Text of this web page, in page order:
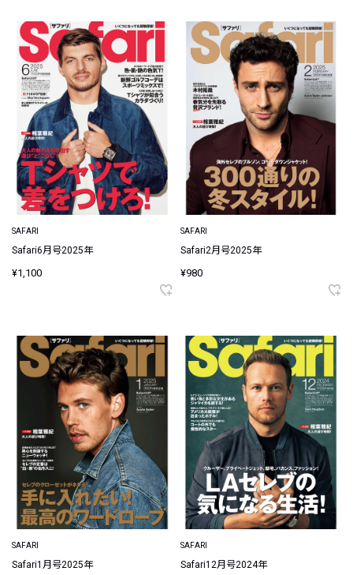
SAFARI
Safari6月号2025年
¥1,100
SAFARI
Safari2月号2025年
¥980
SAFARI
Safari1月号2025年
SAFARI
Safari12月号2024年